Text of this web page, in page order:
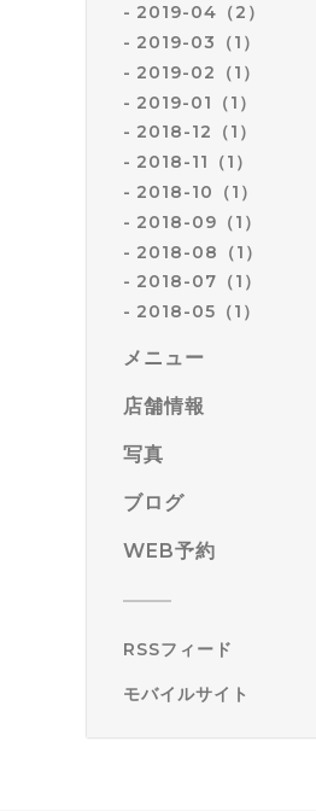
2019-04（2）
2019-03（1）
2019-02（1）
2019-01（1）
2018-12（1）
2018-11（1）
2018-10（1）
2018-09（1）
2018-08（1）
2018-07（1）
2018-05（1）
メニュー
店舗情報
写真
ブログ
WEB予約
RSSフィード
モバイルサイト